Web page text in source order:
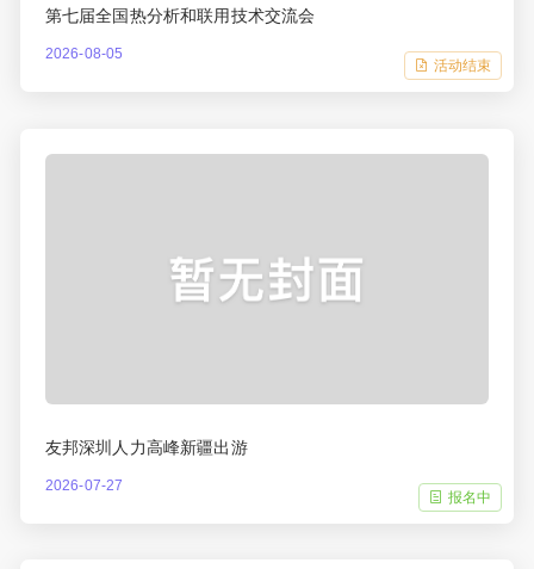
第七届全国热分析和联用技术交流会
2026-08-05
活动结束
友邦深圳人力高峰新疆出游
2026-07-27
报名中